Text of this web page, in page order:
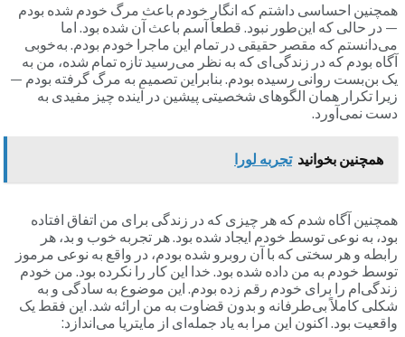
همچنین احساسی داشتم که انگار خودم باعث مرگ خودم شده بودم
— در حالی که این‌طور نبود. قطعاً آسم باعث آن شده بود. اما
می‌دانستم که مقصر حقیقی در تمام این ماجرا خودم بودم. به‌خوبی
آگاه بودم که در زندگی‌ای که به نظر می‌رسید تازه تمام شده، من به
یک بن‌بست روانی رسیده بودم. بنابراین تصمیم به مرگ گرفته بودم —
زیرا تکرار همان الگوهای شخصیتی پیشین در آینده چیز مفیدی به
دست نمی‌آورد.
همچنین بخوانید تجربه لورا
همچنین آگاه شدم که هر چیزی که در زندگی‌ برای من اتفاق افتاده
بود، به نوعی توسط خودم ایجاد شده بود. هر تجربه خوب و بد، هر
رابطه و هر سختی که با آن روبرو شده بودم، در واقع به نوعی مرموز
توسط خودم به من داده شده بود. خدا این کار را نکرده بود. من خودم
زندگی‌ام را برای خودم رقم زده بودم. این موضوع به سادگی و به
شکلی کاملاً بی‌طرفانه و بدون قضاوت به من ارائه شد. این فقط یک
واقعیت بود. اکنون این مرا به یاد جمله‌ای از مایتریا می‌اندازد: